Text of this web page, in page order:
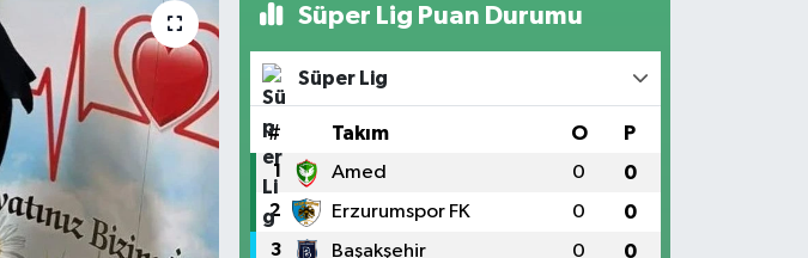
Süper Lig Puan Durumu
Süper Lig
# Takım O P
1 Amed 0 0
2 Erzurumspor FK 0 0
3 Başakşehir 0 0